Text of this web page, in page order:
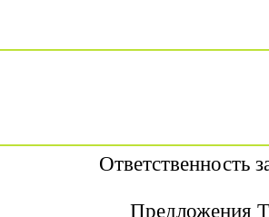
Ответственность
Предложения